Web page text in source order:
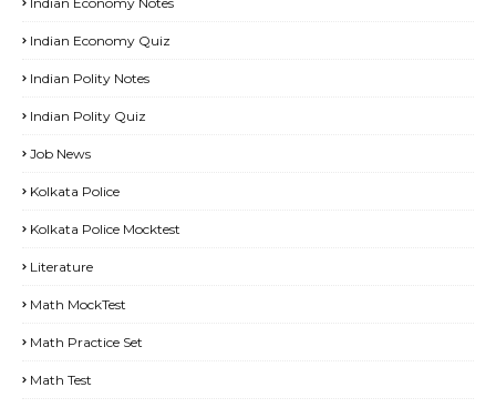
Indian Economy Quiz
Indian Polity Notes
Indian Polity Quiz
Job News
Kolkata Police
Kolkata Police Mocktest
Literature
Math MockTest
Math Practice Set
Math Test